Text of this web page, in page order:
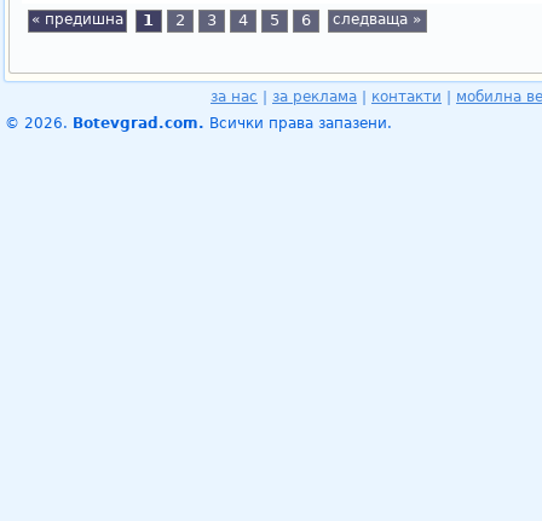
« предишна 1 2 3 4 5 6 следваща »
за нас за реклама контакти
мобилна
© 2026. Botevgrad.com. Всички права запазени.